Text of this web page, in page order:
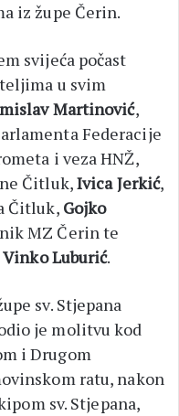
iz župe Čerin.
svijeća počast
u svim
Martinović,
Federacije
i veza HNŽ,
Čitluk,Ivica Jerkić,
Čitluk, Gojko
MZ Čerin te
Luburić.
sv. Stjepana
je molitvu kod
i Drugom
ratu, nakon
sv. Stjepana,